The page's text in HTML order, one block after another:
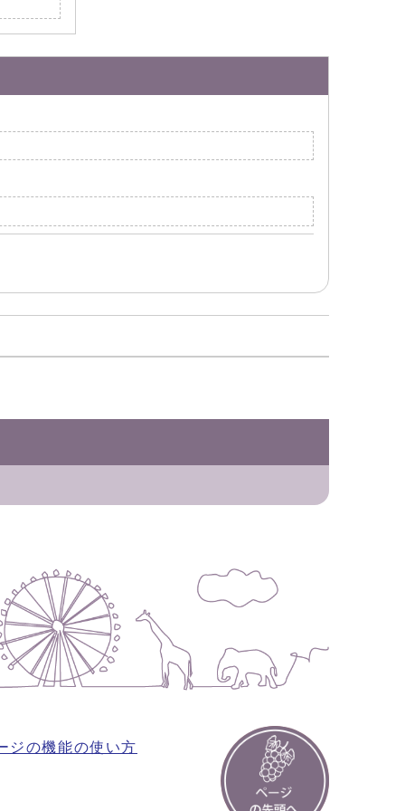
ジの機能の使い方